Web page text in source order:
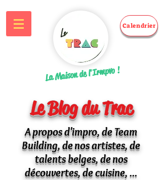
Calendrier
La Maison de l'Irmpvo !
Le Blog du Trac
A propos d'impro, de Team
Building, de nos artistes, de
talents belges, de nos
découvertes, de cuisine, ...